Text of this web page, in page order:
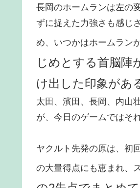
長岡のホームランは左の
ずに捉えた力強さも感じ
め、いつかはホームラン
じめとする首脳陣
け出した印象があ
太田、濱田、長岡、内山
が、今日のゲームではそ
ヤクルト先発の原は、初
の大量得点にも恵まれ、